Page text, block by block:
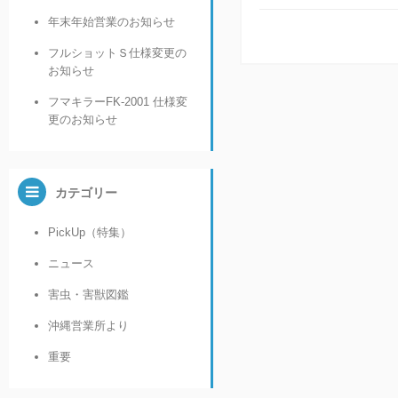
年末年始営業のお知らせ
フルショットＳ仕様変更の
お知らせ
フマキラーFK-2001 仕様変
更のお知らせ
カテゴリー
PickUp（特集）
ニュース
害虫・害獣図鑑
沖縄営業所より
重要